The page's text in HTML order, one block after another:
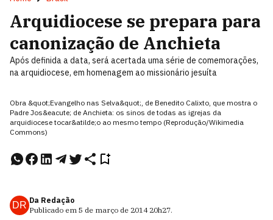
Arquidiocese se prepara para
canonização de Anchieta
Após definida a data, será acertada uma série de comemorações,
na arquidiocese, em homenagem ao missionário jesuíta
Obra &quot;Evangelho nas Selva&quot;, de Benedito Calixto, que mostra o
Padre Jos&eacute; de Anchieta: os sinos de todas as igrejas da
arquidiocese tocar&atilde;o ao mesmo tempo (Reprodução/Wikimedia
Commons)
DR Da Redação
Publicado em 5 de março de 2014 20h27.